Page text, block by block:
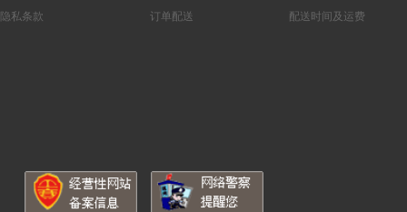
隐私条款 订单配送 配送时间及运费